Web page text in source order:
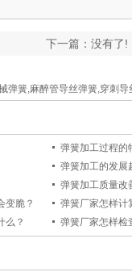
下一篇：没有了!
弹簧,麻醉管导丝弹簧,穿刺导
弹簧加工过程的
弹簧加工的发展
弹簧加工质量改
变脆？
弹簧厂家怎样计
么？
弹簧厂家怎样检